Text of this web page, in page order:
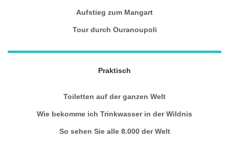
Aufstieg zum Mangart
Tour durch Ouranoupoli
Praktisch
Toiletten auf der ganzen Welt
Wie bekomme ich Trinkwasser in der Wildnis
So sehen Sie alle 8.000 der Welt